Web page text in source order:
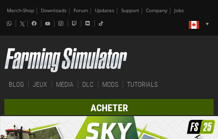
Merch-Shop Downloads Forum Updates Support Company Jobs
BLOG JEUX MEDIA DLC MODS TUTORIALS
ACHETER